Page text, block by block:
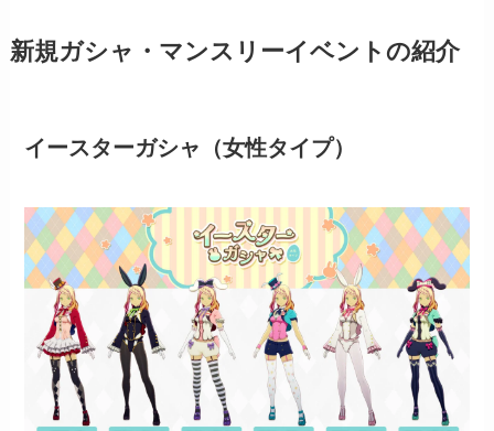
新規ガシャ・マンスリーイベントの紹介
イースターガシャ（女性タイプ）